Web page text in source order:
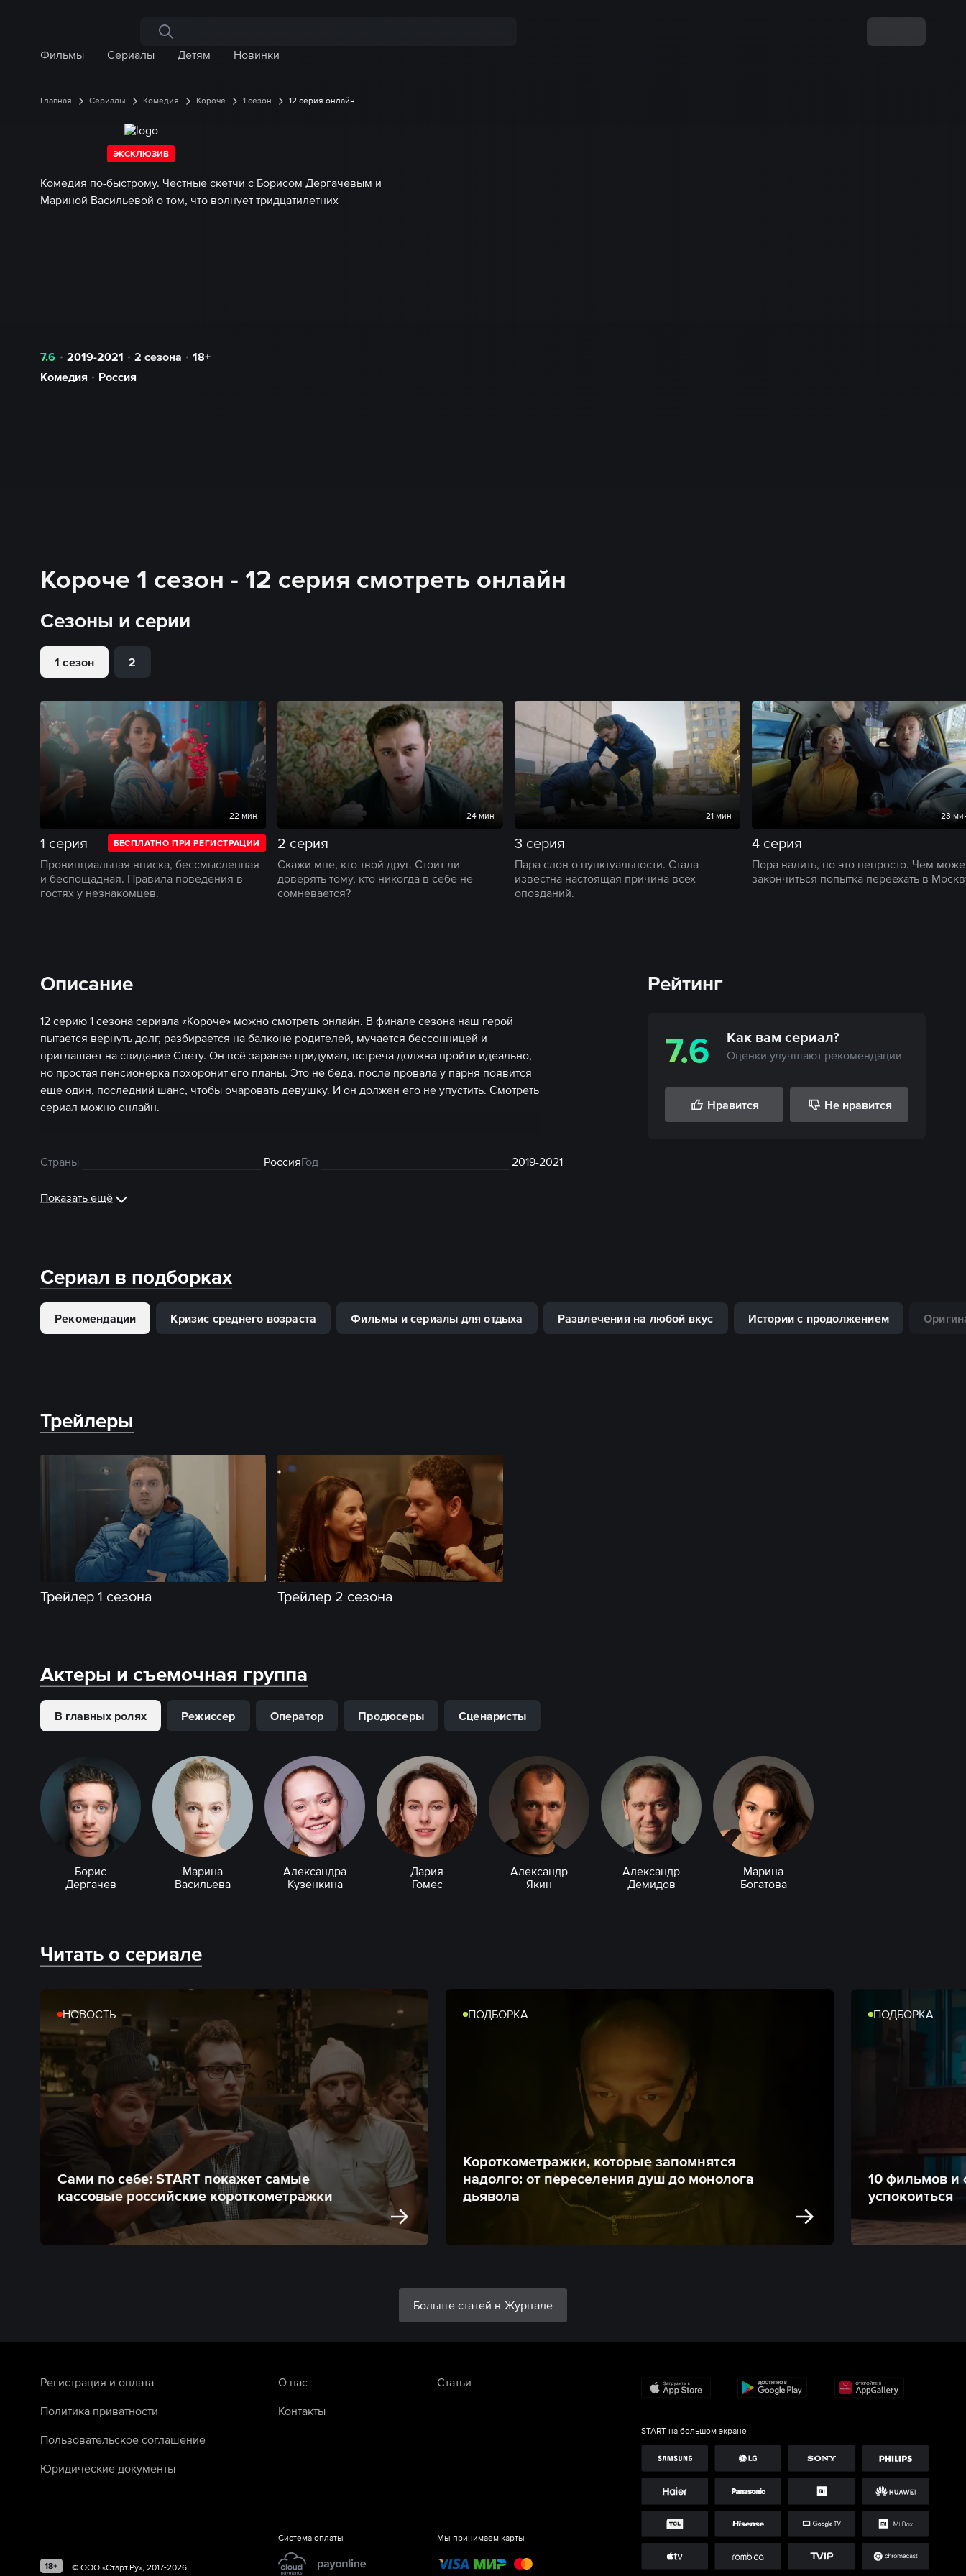
Поиск по сайту
Фильмы
Сериалы Детям Новинки
Главная Сериалы Комедия Короче 1 сезон 12 серия онлайн
ЭКСКЛЮЗИВ
Комедия по-быстрому. Честные скетчи с Борисом Дергачевым и
Мариной Васильевой о том, что волнует тридцатилетних
7.6 2019-2021 2 сезона
18+
Комедия
Россия
Короче 1 сезон - 12 серия смотреть онлайн
Сезоны и серии
1 сезон 2
22 мин
1 серия БЕСПЛАТНО ПРИ РЕГИСТРАЦИИ
Провинциальная вписка, бессмысленная
и беспощадная. Правила поведения в
гостях у незнакомцев.
24 мин
2 серия
Скажи мне, кто твой друг. Стоит ли
доверять тому, кто никогда в себе не
сомневается?
21 мин
3 серия
Пара слов о пунктуальности. Стала
известна настоящая причина всех
опозданий.
23
4 серия
Пора валить, но это непросто. Чем
закончиться попытка переехать в
Описание
12 серию 1 сезона сериала «Короче» можно смотреть онлайн. В финале сезона наш герой
пытается вернуть долг, разбирается на балконе родителей, мучается бессонницей и
приглашает на свидание Свету. Он всё заранее придумал, встреча должна пройти идеально,
но простая пенсионерка похоронит его планы. Это не беда, после провала у парня появится
еще один, последний шанс, чтобы очаровать девушку. И он должен его не упустить. Смотреть
сериал можно онлайн.
Страны РоссияГод 2019-2021
Показать ещё
Рейтинг
7.6 Как вам сериал?
Оценки улучшают рекомендации
Нравится Не нравится
Сериал в подборках
Рекомендации Кризис среднего возраста Фильмы и сериалы для отдыха Развлечения на любой вкус Истории с продолжением
Трейлеры
Трейлер 1 сезона Трейлер 2 сезона
Актеры и съемочная группа
В главных ролях Режиссер Оператор Продюсеры Сценаристы
Борис
Дергачев
Марина
Васильева
Александра
Кузенкина
Дария
Гомес
Александр
Якин
Александр
Демидов
Марина
Богатова
Читать о сериале
НОВОСТЬ
Сами по себе: START покажет самые
кассовые российские короткометражки
ПОДБОРКА
Короткометражки, которые запомнятся
надолго: от переселения душ до монолога
дьявола
ПОДБОРКА
10 фильмов и
успокоиться
Больше статей в Журнале
Регистрация и оплата
Политика приватности
Пользовательское соглашение
Юридические документы
© ООО «Старт.Ру», 2017-2026
О нас
Контакты
Система оплаты
Статьи
Мы принимаем карты
START на большом экране